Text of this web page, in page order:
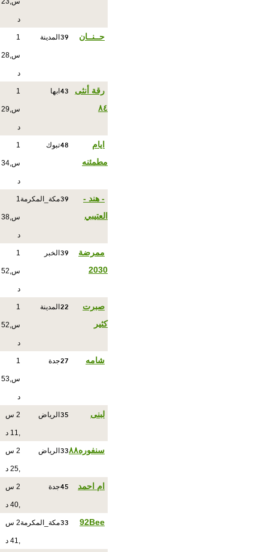
د
حــنــان 39 المدينة 1
س,28
د
رقة أنثى
٨٤
43 ابها 1
س,29
د
ايام
مطمئنه
48تبوك 1
س,34
د
- هند -
العتيبي
39مكة_المكرمة1
س,38
د
ممرضة
2030
39 الخبر 1
س,52
د
صبرت
كثير
22 المدينة 1
س,52
د
شامه 27جدة 1
س,53
د
لبنى 35 الرياض 2 س
,11 د
سنفوره٨٨ 33 الرياض 2 س
,25 د
ام احمد 45جدة 2 س
,40 د
92Bee
33مكة_المكرمة 2 س
,41 د